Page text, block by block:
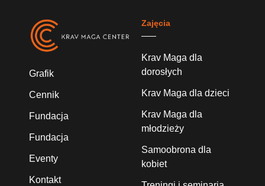
Grafik
Cennik
Fundacja
Fundacja
Eventy
Kontakt
Zajęcia
Krav Maga dla
dorosłych
Krav Maga dla dzieci
Krav Maga dla
młodzieży
Samoobrona dla
kobiet